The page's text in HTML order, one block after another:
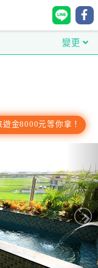
變更
金8000元等你拿！